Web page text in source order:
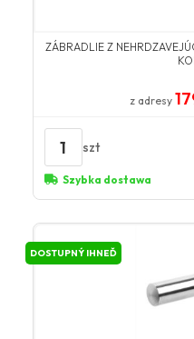
ZÁBRADLIE Z
z adresy
1 szt
Szybka dostawa
DOSTUPNÝ IHNEĎ